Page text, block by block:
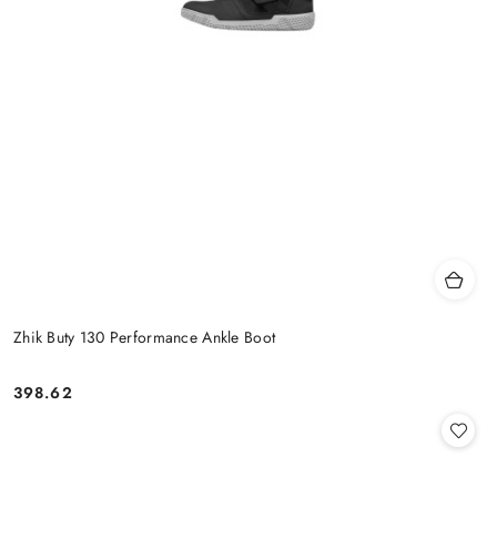
Zhik Buty 130 Performance Ankle Boot
Cena:
398.62